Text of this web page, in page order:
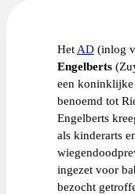
Het AD(inlog
Engelberts
een koninklijke
benoemd tot
Engelberts
als kinderarts
ingezet voor
bezocht